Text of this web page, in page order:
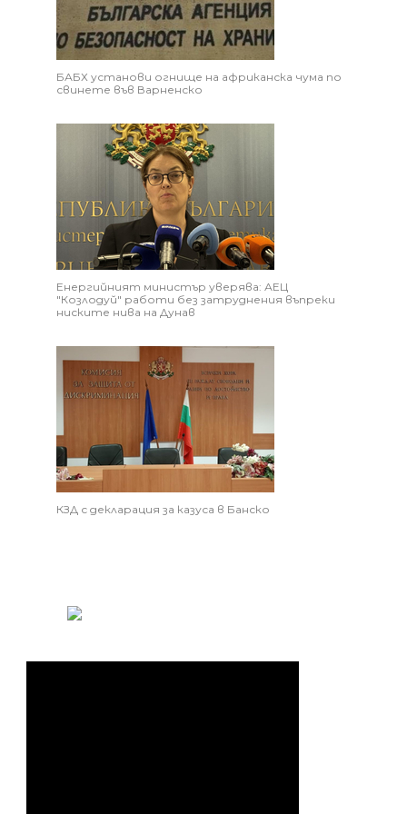
БАБХ установи огнище на африканска чума по
свинете във Варненско
Енергийният министър уверява: АЕЦ
"Козлодуй" работи без затруднения въпреки
ниските нива на Дунав
КЗД с декларация за казуса в Банско